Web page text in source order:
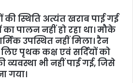
की स्थिति अत्यंत खराब पाई गई
पालन नहीं हो रहा था। मौके
उपस्थित नहीं मिला। रैन
पृथक कक्ष एवं सर्दियों को
व्यवस्था भी नहीं पाई गई, जिसे
गया।